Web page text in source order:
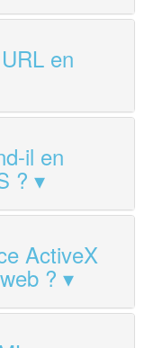
en
il en
?
ActiveX
?